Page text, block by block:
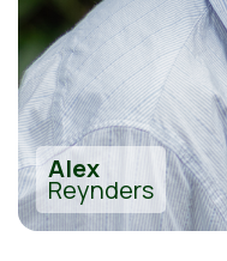
Alex
Reynders